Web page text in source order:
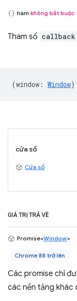
hàm không bắt buộc
Tham số callback
(window : Window)
cửa sổ
Cửa sổ
GIÁ TRỊ TRẢ VỀ
Promise<Window>
Chrome 88 trở lên
Các promise chỉ
các nền tảng khác